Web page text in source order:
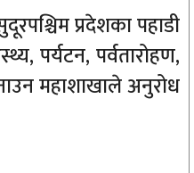
प्रदेशका पहाडी
पर्यटन, पर्वतारोहण,
महाशाखाले अनुरोध